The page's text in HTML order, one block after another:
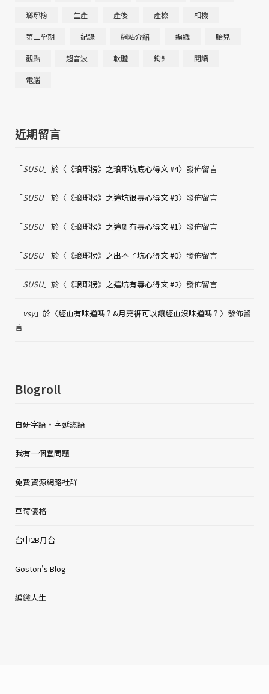
瑯琊榜 生產 產後 產檢 相機
第二孕期 紀錄 網站介紹 編織 胎兒
觀點 超音波 軟體 鉤針 閱讀
電腦
近期留言
「SUSU」於〈 《琅琊榜》之琅琊坑底心得文 #4〉發佈留言
「SUSU」於〈 《琅琊榜》之這坑很毒心得文 #3〉發佈留言
「SUSU」於〈 《琅琊榜》之這劇有毒心得文 #1〉發佈留言
「SUSU」於〈 《琅琊榜》之出不了坑心得文 #0〉發佈留言
「SUSU」於〈 《琅琊榜》之這坑有毒心得文 #2〉發佈留言
「vsy」於〈經血有味道嗎？&月亮褲可以讓經血沒味道嗎？ 〉發佈留
言
Blogroll
自研字語・字延恣語
我有一個蠢問題
免費資源網路社群
草莓優格
台中2B月台
Goston's Blog
編織人生